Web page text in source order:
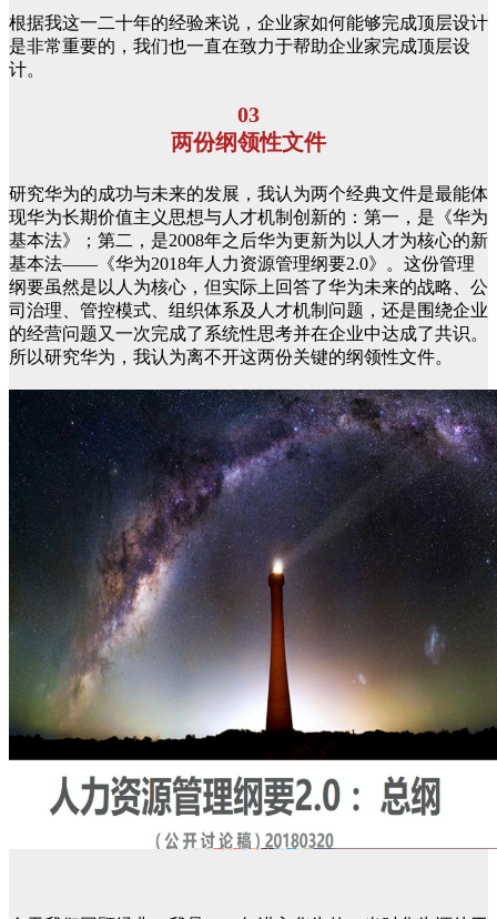
根据我这一二十年的经验来说，企业家如何能够完成顶层设计
是非常重要的，我们也一直在致力于帮助企业家完成顶层设
计。
03
两份纲领性文件
研究华为的成功与未来的发展，我认为两个经典文件是最能体
现华为长期价值主义思想与人才机制创新的：第一，是《华为
基本法》；第二，是2008年之后华为更新为以人才为核心的新
基本法——《华为2018年人力资源管理纲要2.0》。这份管理
纲要虽然是以人为核心，但实际上回答了华为未来的战略、公
司治理、管控模式、组织体系及人才机制问题，还是围绕企业
的经营问题又一次完成了系统性思考并在企业中达成了共识。
所以研究华为，我认为离不开这两份关键的纲领性文件。